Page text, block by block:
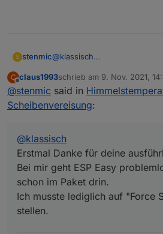
S stenmic@klassisch
Bei mir geht ESP Easy
schon im Paket drin.
Ich musste lediglich auf
C
Offline
claus1993schrieb am 9. Nov. 2021,
zuletzt editiert von
@stenmic said in
Scheibenvereisung:
@klassisch
Erstmal Danke für deine
Bei mir geht ESP Easy
schon im Paket drin.
Ich musste lediglich auf "Force
stellen.